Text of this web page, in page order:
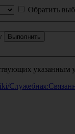
Обратить
указанным